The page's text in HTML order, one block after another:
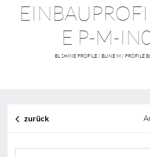
E P-M-
BL SHINE PROFILE / BLINE M / PROFILE
zurück